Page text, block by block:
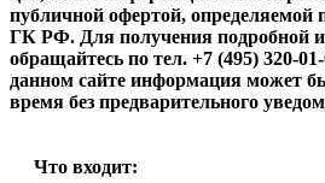
публичной офертой, определяемой
ГК РФ. Для получения подробной
обращайтесь по тел. +7 (495) 320-
данном сайте информация может
время без предварительного
Что входит: